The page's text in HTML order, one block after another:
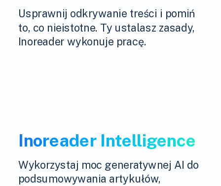
Usprawnij odkrywanie treści i pomiń
to, co nieistotne. Ty ustalasz zasady,
Inoreader wykonuje pracę.
Inoreader Intelligence
Wykorzystaj moc generatywnej AI do
podsumowywania artykułów,